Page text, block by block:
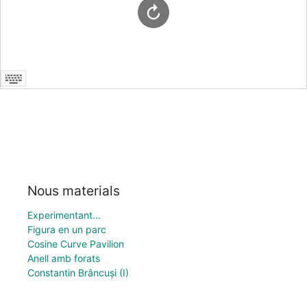
Nous materials
Experimentant...
Figura en un parc
Cosine Curve Pavilion
Anell amb forats
Constantin Brâncuși (I)